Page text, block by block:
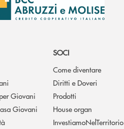
Giovani
Giovani
SOCI
Come diventare
Diritti e Doveri
Prodotti
House organ
InvestiamoNelTerritorio